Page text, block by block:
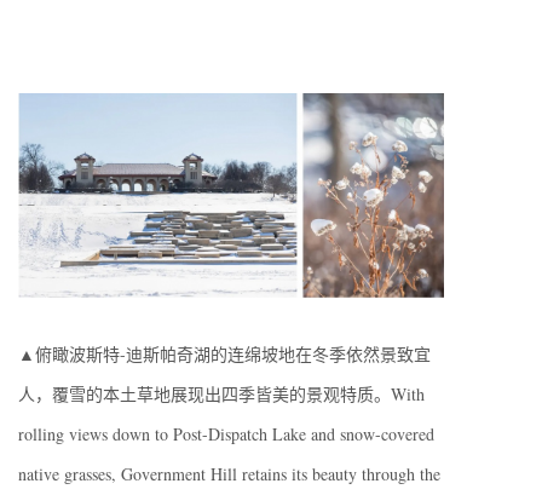
▲俯瞰波斯特-迪斯帕奇湖的连绵坡地在冬季依然景致宜
人，覆雪的本土草地展现出四季皆美的景观特质。With
rolling views down to Post-Dispatch Lake and snow-covered
native grasses, Government Hill retains its beauty through the